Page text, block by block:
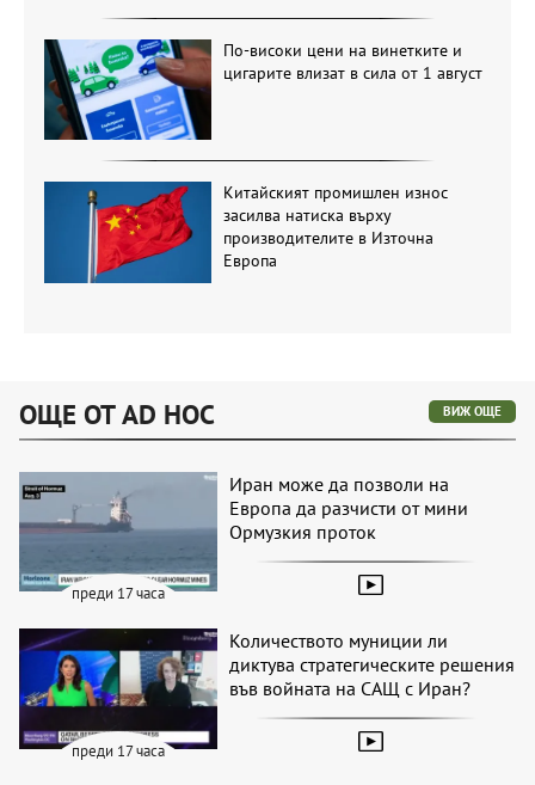
По-високи цени на винетките и
цигарите влизат в сила от 1 август
Китайският промишлен износ
засилва натиска върху
производителите в Източна
Европа
ОЩЕ ОТ AD HOC ВИЖ ОЩЕ
преди 17 часа
Иран може да позволи на
Европа да разчисти от мини
Ормузкия проток
преди 17 часа
Количеството муниции ли
диктува стратегическите решения
във войната на САЩ с Иран?